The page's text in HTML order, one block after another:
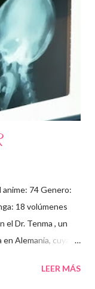
Yo hace
Spencer (Dr.
años
de esta
74 Genero:
18 volúmenes
el Dr. Tenma , un
Alemania, cuya
director del
LEER MÁS